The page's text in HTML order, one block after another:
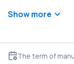
Show more
The term of